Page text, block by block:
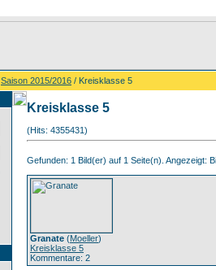
Saison 2015/2016 / Kreisklasse 5
Kreisklasse 5
(Hits: 4355431)
Gefunden: 1 Bild(er) auf 1 Seite(n). Angezeigt:
Granate (Moeller)
Kreisklasse 5
Kommentare: 2